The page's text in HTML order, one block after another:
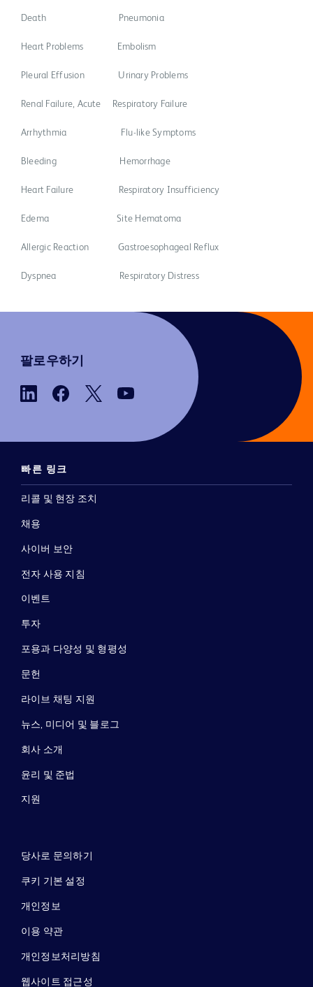
Death Pneumonia
Heart Problems Embolism
Pleural Effusion Urinary Problems
Renal Failure, Acute Respiratory Failure
Arrhythmia Flu-like Symptoms
Bleeding Hemorrhage
Heart Failure Respiratory Insufficiency
Edema Site Hematoma
Allergic Reaction Gastroesophageal Reflux
Dyspnea Respiratory Distress
팔로우하기
빠른 링크
리콜 및 현장 조치
채용
사이버 보안
전자 사용 지침
이벤트
투자
포용과 다양성 및 형평성
문헌
라이브 채팅 지원
뉴스, 미디어 및 블로그
회사 소개
윤리 및 준법
지원
당사로 문의하기
쿠키 기본 설정
개인정보
이용 약관
개인정보처리방침
웹사이트 접근성